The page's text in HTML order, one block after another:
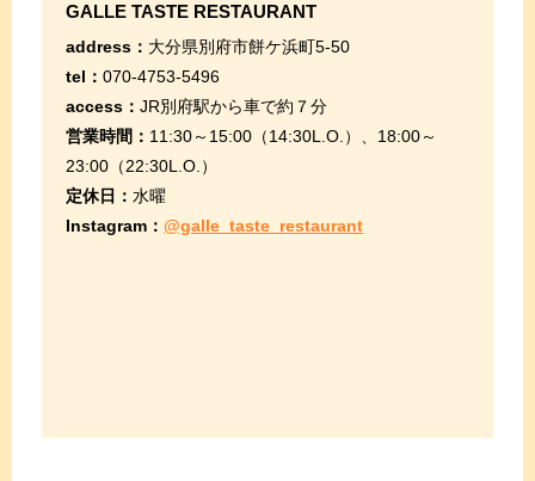
GALLE TASTE RESTAURANT
address： 大分県別府市餅ケ浜町5-50
tel： 070-4753-5496
access： JR別府駅から車で約７分
営業時間： 11:30～15:00（14:30L.O.）、18:00～
23:00（22:30L.O.）
定休日： 水曜
Instagram： @galle_taste_restaurant